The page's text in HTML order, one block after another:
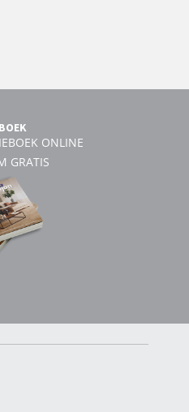
ONLINE
GRATIS